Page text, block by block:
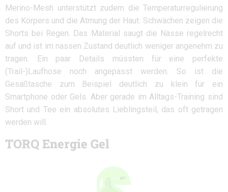
Merino-Mesh unterstützt zudem die Temperaturregulierung
des Körpers und die Atmung der Haut. Schwächen zeigen die
Shorts bei Regen. Das Material saugt die Nässe regelrecht
auf und ist im nassen Zustand deutlich weniger angenehm zu
tragen. Ein paar Details müssten für eine perfekte
(Trail-)Laufhose noch angepasst werden. So ist die
Gesäßtasche zum Beispiel deutlich zu klein für ein
Smartphone oder Gels. Aber gerade im Alltags-Training sind
Short und Tee ein absolutes Lieblingsteil, das oft getragen
werden will.
TORQ Energie Gel